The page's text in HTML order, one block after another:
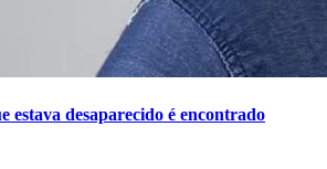
estava desaparecido é encontrado